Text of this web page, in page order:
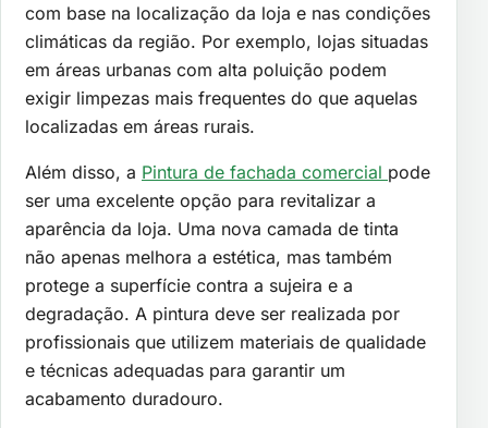
com base na localização da loja e nas condições
climáticas da região. Por exemplo, lojas situadas
em áreas urbanas com alta poluição podem
exigir limpezas mais frequentes do que aquelas
localizadas em áreas rurais.
Além disso, a Pintura de fachada comercial pode
ser uma excelente opção para revitalizar a
aparência da loja. Uma nova camada de tinta
não apenas melhora a estética, mas também
protege a superfície contra a sujeira e a
degradação. A pintura deve ser realizada por
profissionais que utilizem materiais de qualidade
e técnicas adequadas para garantir um
acabamento duradouro.